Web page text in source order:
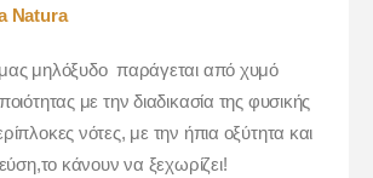
Natura
μηλόξυδο παράγεται από χυμό
με την διαδικασία της φυσικής
νότες, με την ήπια οξύτητα και
κάνουν να ξεχωρίζει!